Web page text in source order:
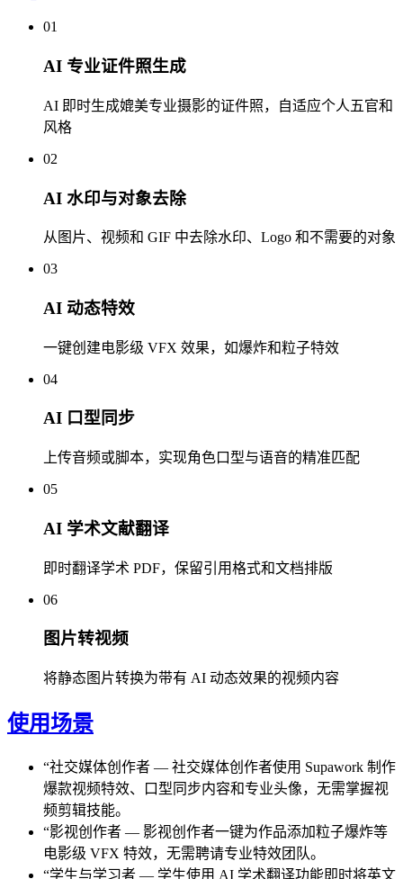
01
AI 专业证件照生成
AI 即时生成媲美专业摄影的证件照，自适应个人五官和
风格
02
AI 水印与对象去除
从图片、视频和 GIF 中去除水印、Logo 和不需要的对象
03
AI 动态特效
一键创建电影级 VFX 效果，如爆炸和粒子特效
04
AI 口型同步
上传音频或脚本，实现角色口型与语音的精准匹配
05
AI 学术文献翻译
即时翻译学术 PDF，保留引用格式和文档排版
06
图片转视频
将静态图片转换为带有 AI 动态效果的视频内容
使用场景
“社交媒体创作者 — 社交媒体创作者使用 Supawork 制作
爆款视频特效、口型同步内容和专业头像，无需掌握视
频剪辑技能。
“影视创作者 — 影视创作者一键为作品添加粒子爆炸等
电影级 VFX 特效，无需聘请专业特效团队。
“学生与学习者 — 学生使用 AI 学术翻译功能即时将英文